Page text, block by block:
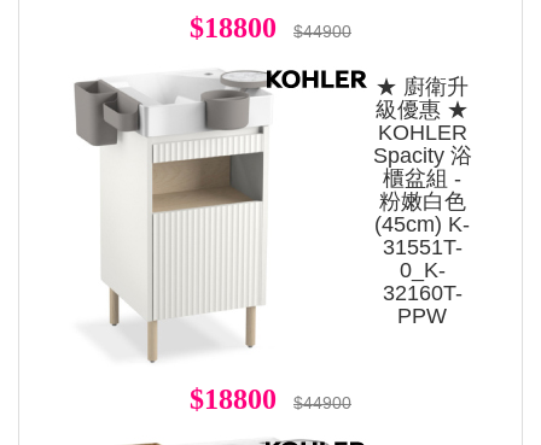
$18800 $44900
★ 廚衛升
級優惠 ★
KOHLER
Spacity 浴
櫃盆組 -
粉嫩白色
(45cm) K-
31551T-
0_K-
32160T-
PPW
$18800 $44900